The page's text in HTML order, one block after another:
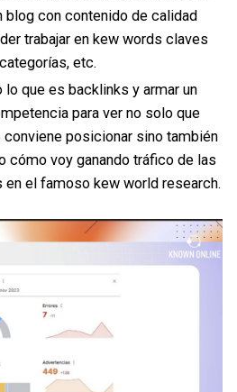
blog con contenido de calidad
trabajar en kew words claves
etc.
lo que es backlinks y armar un
para ver no solo que
posicionar sino también
cómo voy ganando tráfico de las
el famoso kew world research.